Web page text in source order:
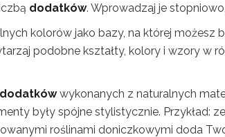
dodatków. Wprowadzaj je
kolorów jako bazy, na której możesz
podobne kształty, kolory i wzory w
dodatkówwykonanych z naturalnych
były spójne stylistycznie. Przykład:
roślinami doniczkowymi doda